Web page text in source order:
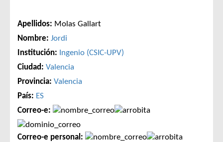
Apellidos: Molas Gallart
Nombre: Jordi
Institución: Ingenio (CSIC-UPV)
Ciudad: Valencia
Provincia: Valencia
País: ES
Correo-e:
Correo-e personal: